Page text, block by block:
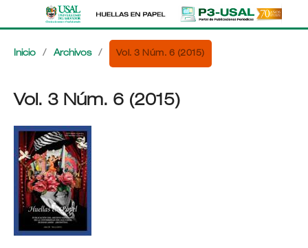
Inicio / Archivos / Vol. 3 Núm. 6 (2015)
Vol. 3 Núm. 6 (2015)